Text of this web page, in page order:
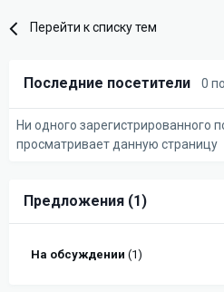
Перейти к списку тем
Последние посетители 0
Ни одного зарегистрированного
просматривает данную страницу
Предложения (1)
На обсуждении (1)